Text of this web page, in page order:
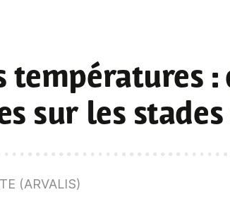
températures :
sur les
(ARVALIS)